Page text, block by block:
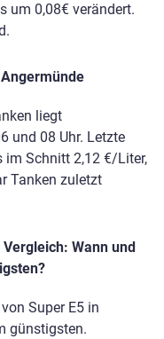
um 0,08€ verändert.
liegt
und 08 Uhr. Letzte
im Schnitt 2,12 €/Liter,
Tanken zuletzt
Wann und
Super E5 in
günstigsten.